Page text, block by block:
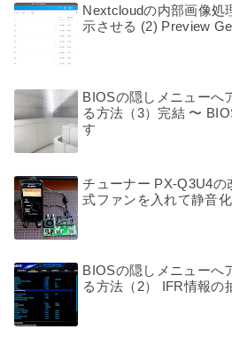
Nextcloudの内部画像処
示させる (2) Preview
BIOSの隠しメニューへ
る方法（3）完結 〜
す
チューナー PX-Q3U4の
式ファンを入れて静音
BIOSの隠しメニューへ
る方法（2） IFR情報の